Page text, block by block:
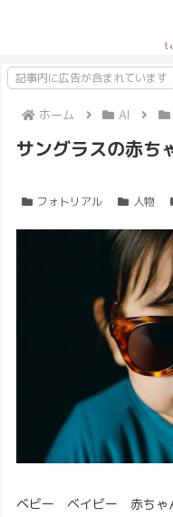
記事内に広告が含まれています
ホーム AI
サングラスの赤ち
フォトリアル 人物
ベビー ベイビー 赤ち